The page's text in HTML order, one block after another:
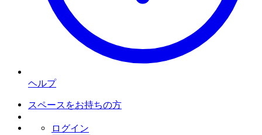
ヘルプ
スペースをお持ちの方
ログイン